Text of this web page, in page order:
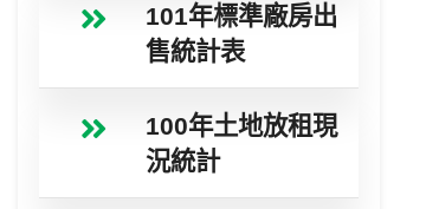
101年標準廠房出
售統計表
100年土地放租現
況統計